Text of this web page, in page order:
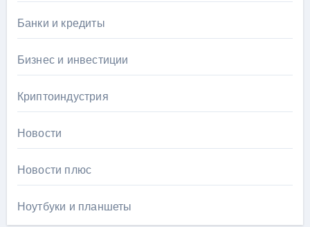
Банки и кредиты
Бизнес и инвестиции
Криптоиндустрия
Новости
Новости плюс
Ноутбуки и планшеты